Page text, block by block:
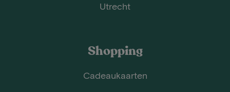
Utrecht
Shopping
Cadeaukaarten